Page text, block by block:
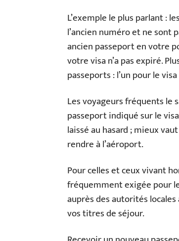
L’exemple le plus parlant : les
l’ancien numéro et ne sont
ancien passeport en votre
votre visa n’a pas expiré.
passeports : l’un pour le
Les voyageurs fréquents le
passeport indiqué sur le
laissé au hasard ; mieux
rendre à l’aéroport.
Pour celles et ceux vivant
fréquemment exigée pour
auprès des autorités
vos titres de séjour.